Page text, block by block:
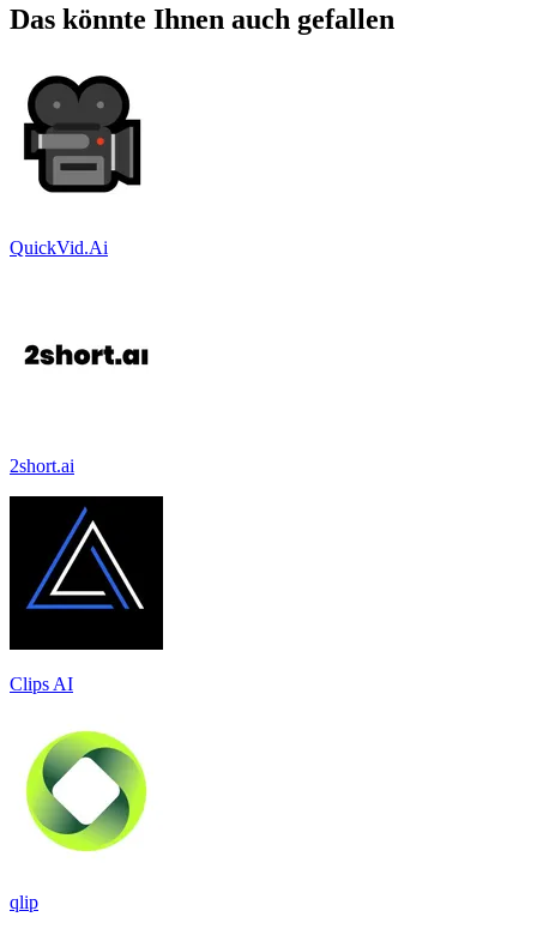
Das könnte Ihnen auch gefallen
QuickVid.Ai
2short.ai
Clips AI
qlip